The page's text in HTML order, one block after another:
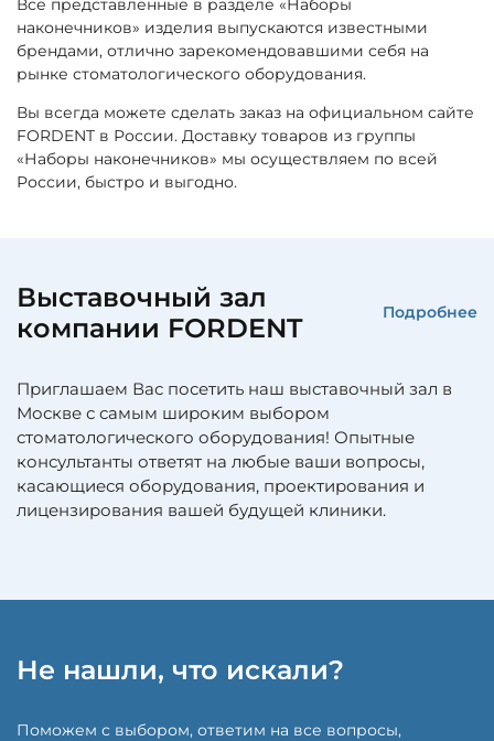
наконечников» изделия выпускаются известными
брендами, отлично зарекомендовавшими себя на
рынке стоматологического оборудования.
Вы всегда можете сделать заказ на официальном сайте
FORDENT в России. Доставку товаров из группы
«Наборы наконечников» мы осуществляем по всей
России, быстро и выгодно.
Выставочный зал
компании FORDENT
Подробнее
Приглашаем Вас посетить наш выставочный зал в
Москве с самым широким выбором
стоматологического оборудования! Опытные
консультанты ответят на любые ваши вопросы,
касающиеся оборудования, проектирования и
лицензирования вашей будущей клиники.
Не нашли, что искали?
Поможем с выбором, ответим на все вопросы,